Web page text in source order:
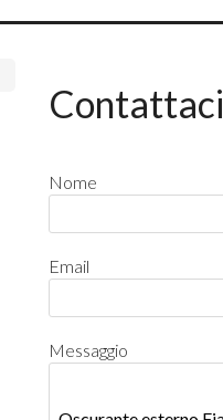
Contattaci
Nome
Email
Messaggio